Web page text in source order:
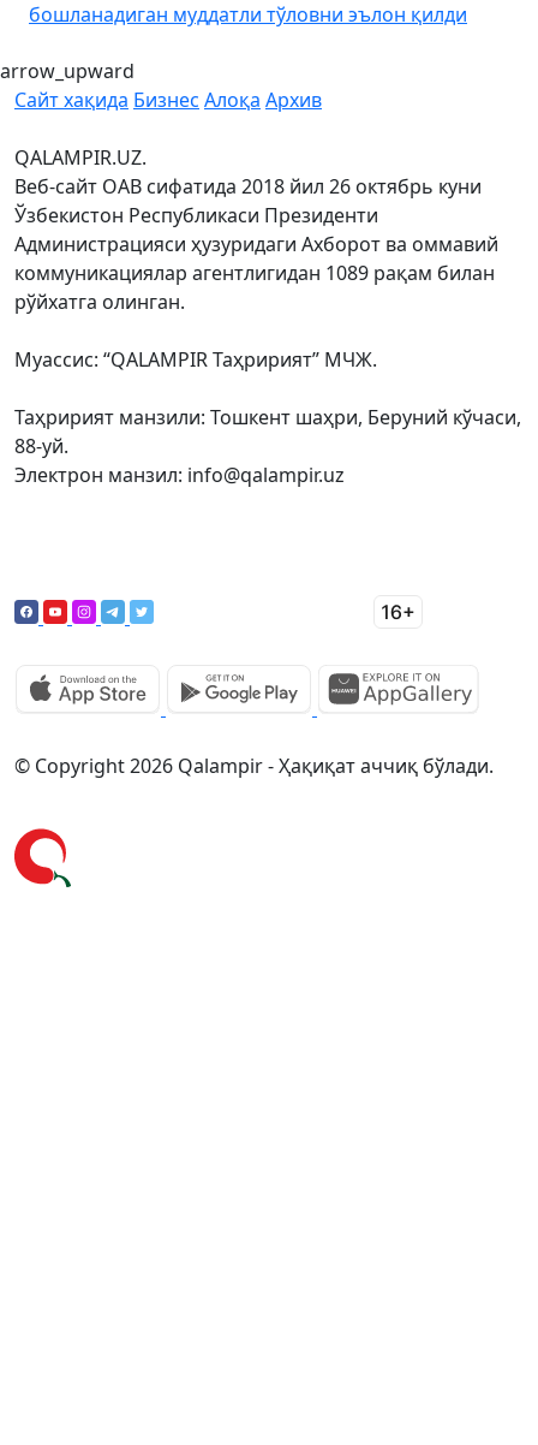
бошланадиган муддатли тўловни эълон қилди
arrow_upward
Сайт хақида Бизнес Алоқа Архив
QALAMPIR.UZ.
Веб-сайт ОАВ сифатида 2018 йил 26 октябрь куни
Ўзбекистон Республикаси Президенти
Администрацияси ҳузуридаги Ахборот ва оммавий
коммуникациялар агентлигидан 1089 рақам билан
рўйхатга олинган.
Муассис: “QALAMPIR Таҳририят” МЧЖ.
Таҳририят манзили: Тошкент шаҳри, Беруний кўчаси,
88-уй.
Электрон манзил: info@qalampir.uz
© Copyright 2026 Qalampir - Ҳақиқат аччиқ бўлади.